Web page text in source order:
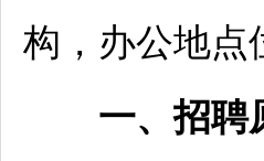
构，办公地点
一、招聘